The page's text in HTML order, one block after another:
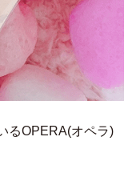
るOPERA(オペラ)